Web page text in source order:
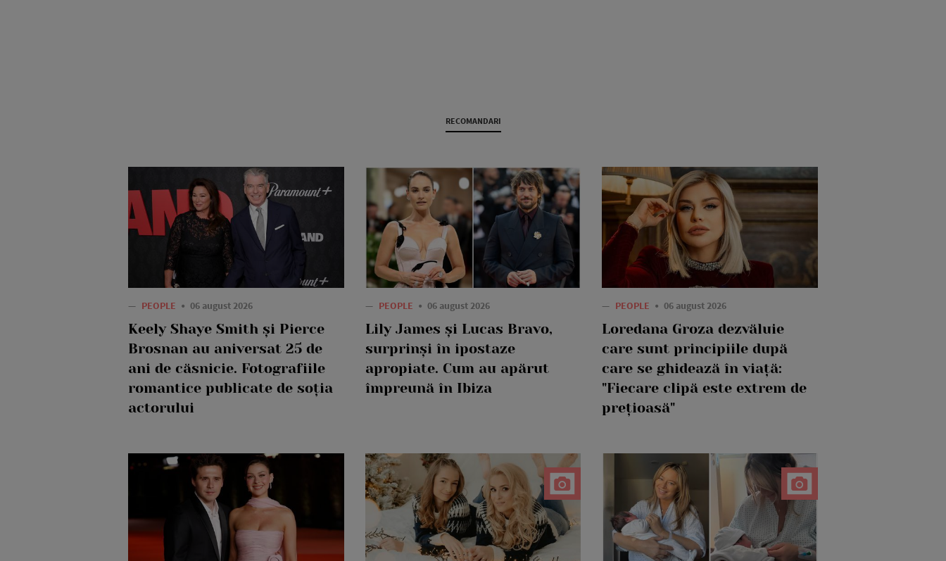
RECOMANDARI
— PEOPLE 06 august 2026
Keely Shaye Smith și Pierce
Brosnan au aniversat 25 de
ani de căsnicie. Fotografiile
romantice publicate de soția
actorului
— PEOPLE 06 august 2026
Lily James și Lucas Bravo,
surprinși în ipostaze
apropiate. Cum au apărut
împreună în Ibiza
— PEOPLE 06 august 2026
Loredana Groza dezvăluie
care sunt principiile după
care se ghidează în viață:
"Fiecare clipă este extrem de
prețioasă"